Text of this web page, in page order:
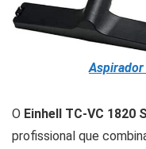
Aspirador
O Einhell TC-VC 1820 S
profissional que